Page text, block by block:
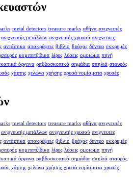
metal detectors treasure marks αθήνα ανιχνευτές
ανιχνευτής μετάλλων ανιχνευτής χρυσού ανιχνευτες
αντάρτικα αποκρύψεις βιβλίο βράχος δέντρο εκκρεμές
κομιτατζίδικα λίρες λύσεις ομοιωμα πηγή
όργανα ραβδοσκοπικό σημάδια σπηλιά σταυρός
χάρτης χελώνα χρήσης χρυσά νομίσματα χρυσές
metal detectors treasure marks αθήνα ανιχνευτές
ανιχνευτής μετάλλων ανιχνευτής χρυσού ανιχνευτες
αντάρτικα αποκρύψεις βιβλίο βράχος δέντρο εκκρεμές
κομιτατζίδικα λίρες λύσεις ομοιωμα πηγή
όργανα ραβδοσκοπικό σημάδια σπηλιά σταυρός
χάρτης χελώνα χρήσης χρυσά νομίσματα χρυσές